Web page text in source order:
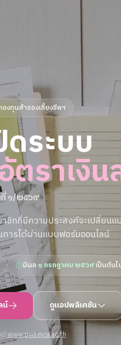
งทุนสำรองเลี้ยงชีพฯ
ดระบบ
ราเงิ
๑/๒๕๖๙
ชิกที่มีความประสงค์จะเปลี่ยนแ
การได้ผ่านแบบฟอร์มออนไลน์
มีผล ๑ กรกฎาคม ๒๕๖๙เป็นต้นไ
น์ ดูแอปพลิเคชัน
ต์www.pvd.mcu.ac.th